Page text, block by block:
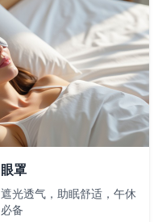
眼罩
遮光透气，助眠舒适，午休
必备